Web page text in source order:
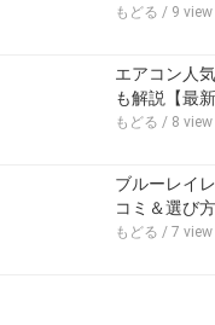
もどる / 9 view
エアコン人
も解説【最新
もどる / 8 view
ブルーレイ
コミ＆選び
もどる / 7 view